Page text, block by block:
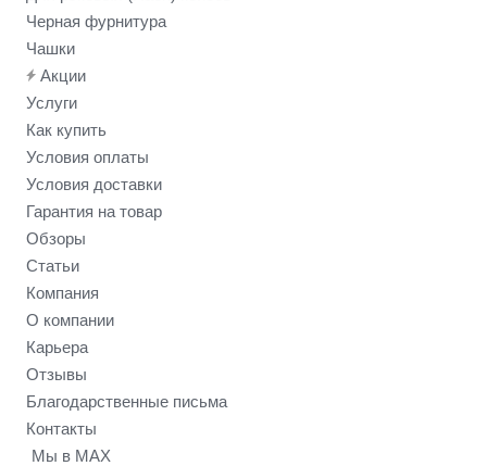
Черная фурнитура
Чашки
Акции
Услуги
Как купить
Условия оплаты
Условия доставки
Гарантия на товар
Обзоры
Статьи
Компания
О компании
Карьера
Отзывы
Благодарственные письма
Контакты
Мы в MAX